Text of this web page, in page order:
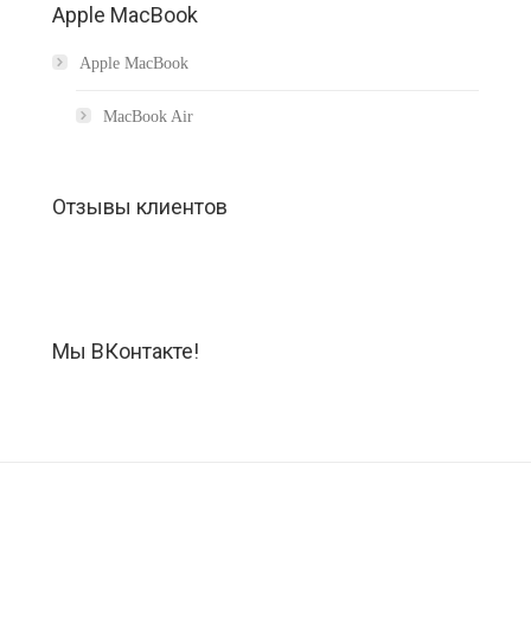
Apple MacBook
Apple MacBook
MacBook Air
Отзывы клиенто
Мы ВКонтакте!